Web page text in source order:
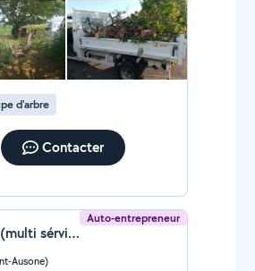
d'arbre
Contacter
Auto-entrepreneur
Jonathan Violet (multi sérvice)
Ausone)